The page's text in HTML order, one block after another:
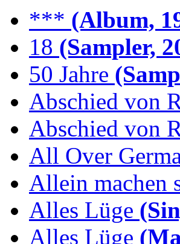
*** (Album,
18 (Sampler,
50 Jahre
Abschied von
Abschied von
All Over
Allein machen
Alles Lüge
Alles Lüge